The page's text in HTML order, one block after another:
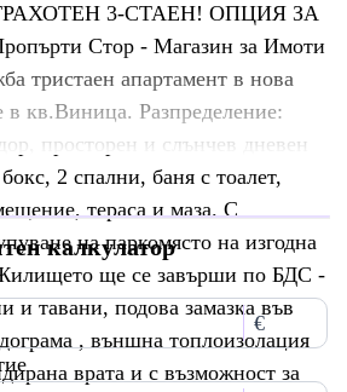
3-СТАЕН! ОПЦИЯ ЗА
Стор - Магазин за Имоти
тристаен апартамент в нова
в кв.Виница. Разпределение:
просторен и слънчев дневен
2 спални, баня с тоалет,
тераса и маза. С
на паркомясто на изгодна
ще се завърши по БДС -
и тавани, подова замазка във
, външна топлоизолация
врата и с възможност за
калкулатор
€